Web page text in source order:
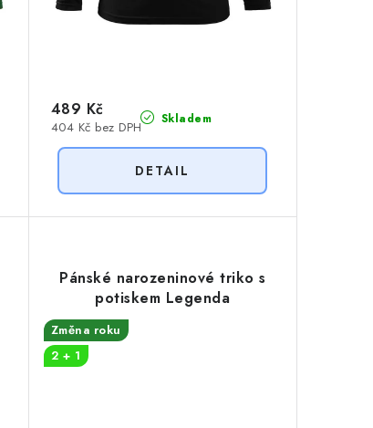
Skladem
404 Kč bez DPH
489 Kč
Pánské narozeninové triko s
potiskem Legenda
Změna roku
2 + 1